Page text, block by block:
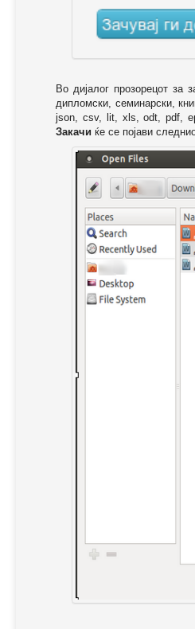
Во дијалог прозорецот за
дипломски, семинарски,
json, csv, lit, xls, odt, pdf,
Закачи ќе се појави